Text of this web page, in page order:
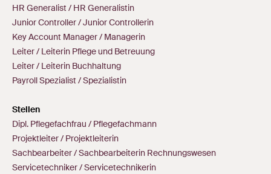
HR Generalist / HR Generalistin
Junior Controller / Junior Controllerin
Key Account Manager / Managerin
Leiter / Leiterin Pflege und Betreuung
Leiter / Leiterin Buchhaltung
Payroll Spezialist / Spezialistin
Stellen
Dipl. Pflegefachfrau / Pflegefachmann
Projektleiter / Projektleiterin
Sachbearbeiter / Sachbearbeiterin Rechnungswesen
Servicetechniker / Servicetechnikerin